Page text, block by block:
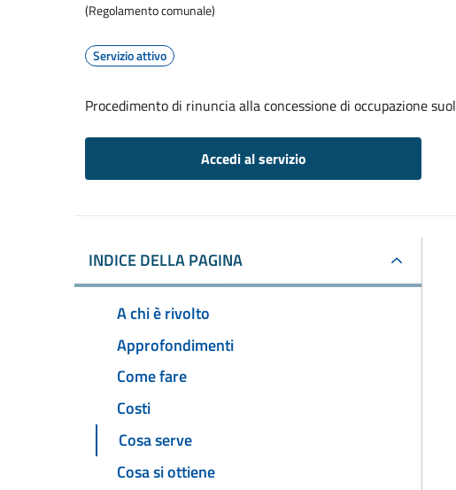
(Regolamento comunale)
Servizio attivo
Procedimento di rinuncia alla concessione di occupazione
Accedi al servizio
INDICE DELLA PAGINA
A chi è rivolto
Approfondimenti
Come fare
Costi
Cosa serve
Cosa si ottiene